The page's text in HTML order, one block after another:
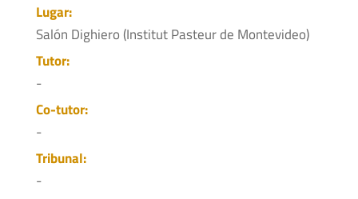
Lugar:
Salón Dighiero (Institut Pasteur de Montevideo)
Tutor:
-
Co-tutor:
-
Tribunal:
-